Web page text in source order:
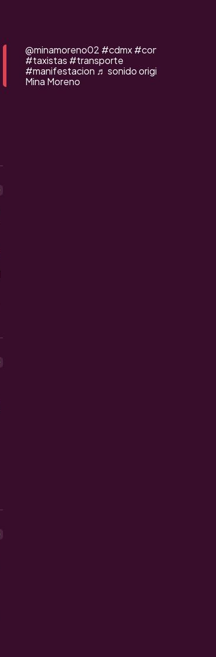
@minamoreno02 #cdmx#congreso
#taxistas #transporte
#manifestacion ♬ sonido original -
Mina Moreno